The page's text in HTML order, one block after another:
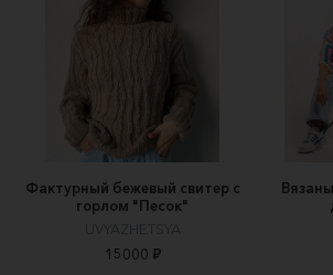
Фактурный бежевый свитер с
горлом "Песок"
UVYAZHETSYA
15000 ₽